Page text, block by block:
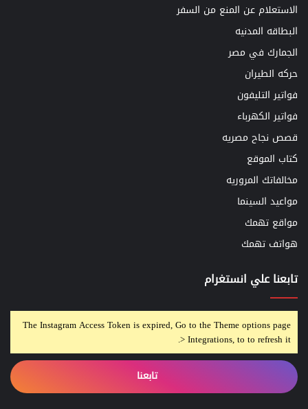
الاستعلام عن المنع من السفر
البطاقه المدنيه
الجمارك في مصر
حركه الطيران
فواتير التليفون
فواتير الكهرباء
قصص نجاح مصريه
كتاب الموقع
مخالفاتك المروريه
مواعيد السينما
مواقع تهمك
هواتف تهمك
تابعنا علي انستغرام
The Instagram Access Token is expired, Go to the Theme options page
> Integrations, to to refresh it.
تابعنا